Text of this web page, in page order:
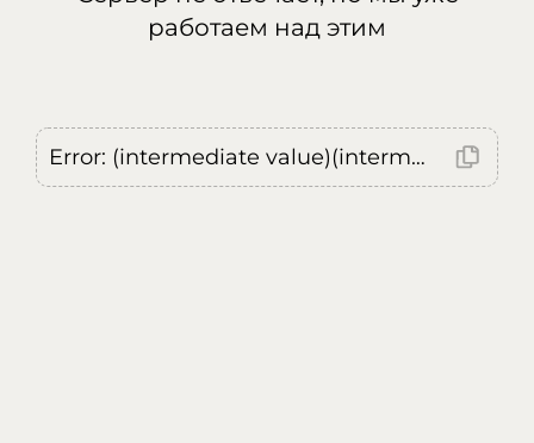
работаем над этим
Error: (intermediate value)(intermediate value)(intermediate value).replaceAll is not a function